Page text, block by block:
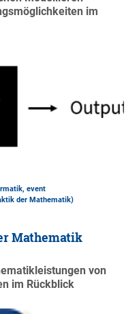
im
event
der Mathematik)
Mathematik
von
im Rückblick